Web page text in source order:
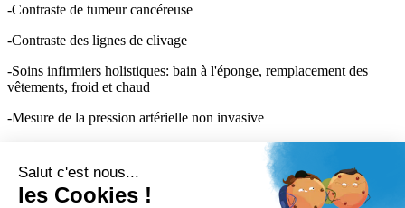
-Contraste de tumeur cancéreuse
-Contraste des lignes de clivage
-Soins infirmiers holistiques: bain à l'éponge, remplacement des
vêtements, froid et chaud
-Mesure de la pression artérielle non invasive
-La pression systolique et diastolique peut être réglée
individuellement par étapes de 1mmHg
-Pression systolique 0-300mmHg, pression diastolique 0-300Hg
Salut c'est nous...
les Cookies !